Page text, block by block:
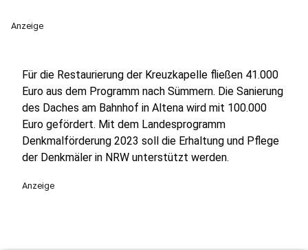
Anzeige
Für die Restaurierung der Kreuzkapelle fließen 41.000
Euro aus dem Programm nach Sümmern. Die Sanierung
des Daches am Bahnhof in Altena wird mit 100.000
Euro gefördert. Mit dem Landesprogramm
Denkmalförderung 2023 soll die Erhaltung und Pflege
der Denkmäler in NRW unterstützt werden.
Anzeige